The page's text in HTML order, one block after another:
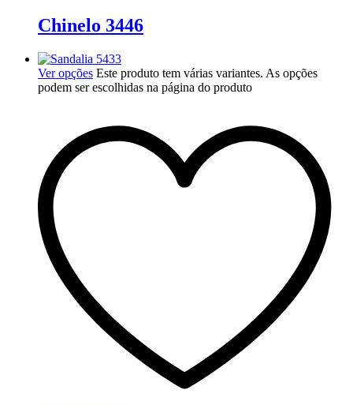
Chinelo 3446
Ver opções Este produto tem várias variantes. As opções
podem ser escolhidas na página do produto